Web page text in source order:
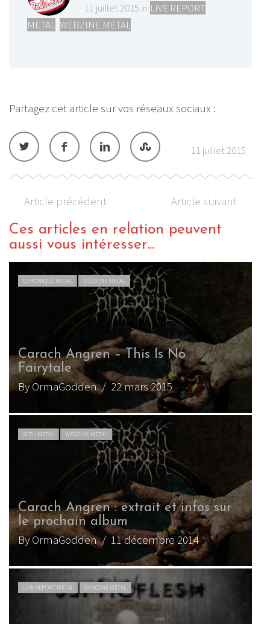
11 juillet 2015 in LIVE REPORT
METAL WEBZINE METAL
Partagez cet article sur vos réseaux sociaux :
11 juillet 2015
Article précédent Article suivant
Ces articles en relation peuvent
aussi vous intéresser...
CHRONIQUE METAL WEBZINE METAL
Carach Angren – This Is No
Fairytale
By OrmaGodden/ 22 mars 2015
ACTU METAL WEBZINE METAL
Carach Angren : extrait et infos sur
le prochain album
By OrmaGodden/ 11 décembre 2014
LIVE REPORT METAL WEBZINE METAL